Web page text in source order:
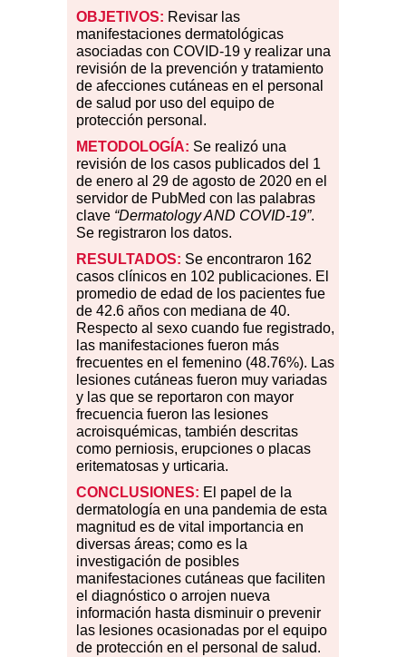
OBJETIVOS: Revisar las
manifestaciones dermatológicas
asociadas con COVID-19 y realizar una
revisión de la prevención y tratamiento
de afecciones cutáneas en el personal
de salud por uso del equipo de
protección personal.
METODOLOGÍA: Se realizó una
revisión de los casos publicados del 1
de enero al 29 de agosto de 2020 en el
servidor de PubMed con las palabras
clave “Dermatology AND COVID-19”.
Se registraron los datos.
RESULTADOS: Se encontraron 162
casos clínicos en 102 publicaciones. El
promedio de edad de los pacientes fue
de 42.6 años con mediana de 40.
Respecto al sexo cuando fue registrado,
las manifestaciones fueron más
frecuentes en el femenino (48.76%). Las
lesiones cutáneas fueron muy variadas
y las que se reportaron con mayor
frecuencia fueron las lesiones
acroisquémicas, también descritas
como perniosis, erupciones o placas
eritematosas y urticaria.
CONCLUSIONES: El papel de la
dermatología en una pandemia de esta
magnitud es de vital importancia en
diversas áreas; como es la
investigación de posibles
manifestaciones cutáneas que faciliten
el diagnóstico o arrojen nueva
información hasta disminuir o prevenir
las lesiones ocasionadas por el equipo
de protección en el personal de salud.